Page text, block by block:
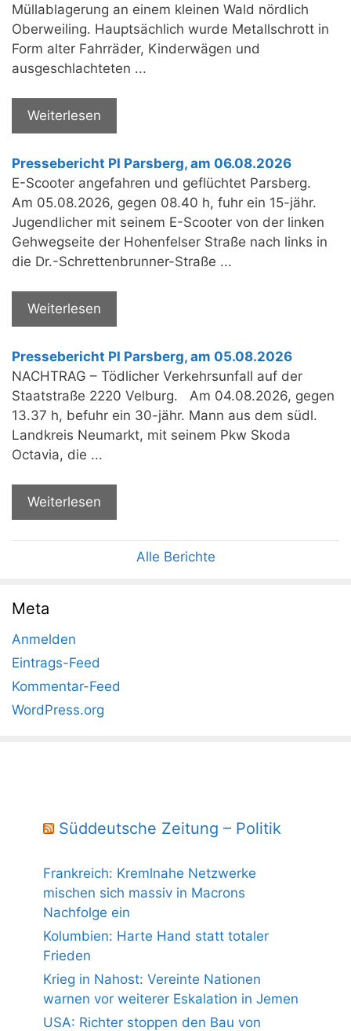
Müllablagerung an einem kleinen Wald nördlich
Oberweiling. Hauptsächlich wurde Metallschrott in
Form alter Fahrräder, Kinderwägen und
ausgeschlachteten ...
Weiterlesen
Pressebericht PI Parsberg, am 06.08.2026
E-Scooter angefahren und geflüchtet Parsberg.
Am 05.08.2026, gegen 08.40 h, fuhr ein 15-jähr.
Jugendlicher mit seinem E-Scooter von der linken
Gehwegseite der Hohenfelser Straße nach links in
die Dr.-Schrettenbrunner-Straße ...
Weiterlesen
Pressebericht PI Parsberg, am 05.08.2026
NACHTRAG – Tödlicher Verkehrsunfall auf der
Staatstraße 2220 Velburg. Am 04.08.2026, gegen
13.37 h, befuhr ein 30-jähr. Mann aus dem südl.
Landkreis Neumarkt, mit seinem Pkw Skoda
Octavia, die ...
Weiterlesen
Alle Berichte
Meta
Anmelden
Eintrags-Feed
Kommentar-Feed
WordPress.org
Süddeutsche Zeitung – Politik
Frankreich: Kremlnahe Netzwerke
mischen sich massiv in Macrons
Nachfolge ein
Kolumbien: Harte Hand statt totaler
Frieden
Krieg in Nahost: Vereinte Nationen
warnen vor weiterer Eskalation in Jemen
USA: Richter stoppen den Bau von